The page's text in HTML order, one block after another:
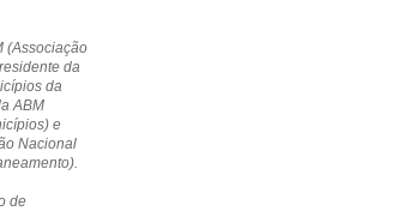
(Associação
da
da
ABM
e
Nacional
de